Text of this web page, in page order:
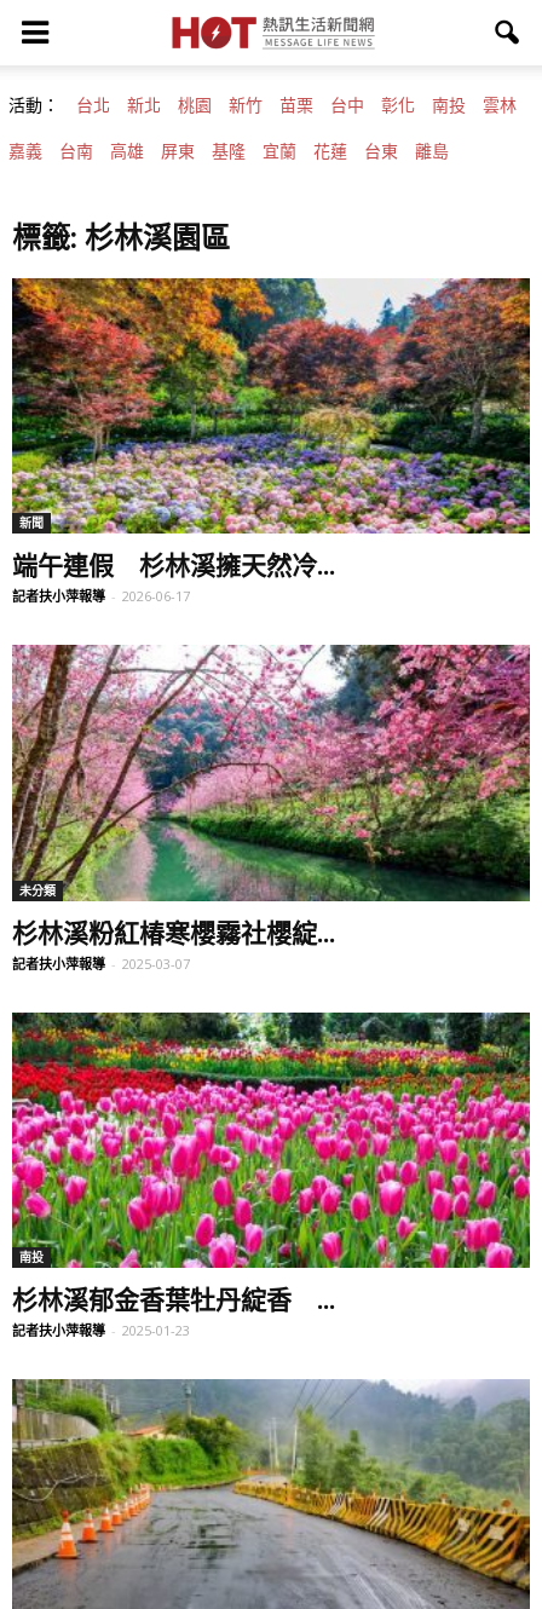
活動： 台北 新北 桃園 新竹 苗栗 台中 彰化 南投 雲林
嘉義 台南 高雄 屏東 基隆 宜蘭 花蓮 台東 離島
標籤: 杉林溪園區
新聞
端午連假 杉林溪擁天然冷...
記者扶小萍報導 - 2026-06-17
未分類
杉林溪粉紅椿寒櫻霧社櫻綻...
記者扶小萍報導 - 2025-03-07
南投
杉林溪郁金香葉牡丹綻香 ...
記者扶小萍報導 - 2025-01-23